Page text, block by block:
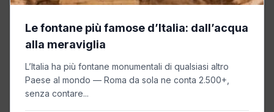
Le fontane più famose d’Italia: dall’acqua
alla meraviglia
L’Italia ha più fontane monumentali di qualsiasi altro
Paese al mondo — Roma da sola ne conta 2.500+,
senza contare...